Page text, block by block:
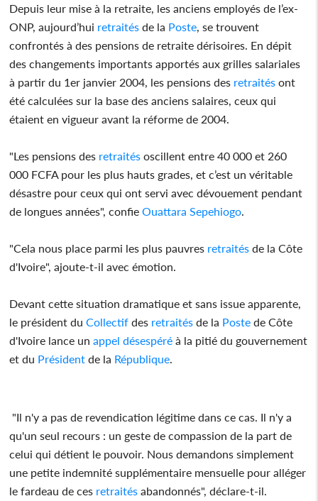
Depuis leur mise à la retraite, les anciens employés de l’ex-
ONP, aujourd’hui retraités de la Poste , se trouvent
confrontés à des pensions de retraite dérisoires. En dépit
des changements importants apportés aux grilles salariales
à partir du 1er janvier 2004, les pensions des retraités ont
été calculées sur la base des anciens salaires, ceux qui
étaient en vigueur avant la réforme de 2004.
"Les pensions des retraités oscillent entre 40 000 et 260
000 FCFA pour les plus hauts grades, et c’est un véritable
désastre pour ceux qui ont servi avec dévouement pendant
de longues années", confieOuattara Sepehiogo
"Cela nous place parmi les plus pauvres retraités de la Côte
d'Ivoire", ajoute-t-il avec émotion.
Devant cette situation dramatique et sans issue apparente,
le président duCollectif des retraités de la Poste de Côte
d'Ivoire lance un appel désespéré à la pitié du gouvernement
et du Président de la République
"Il n'y a pas de revendication légitime dans ce cas. Il n'y a
qu'un seul recours : un geste de compassion de la part de
celui qui détient le pouvoir. Nous demandons simplement
une petite indemnité supplémentaire mensuelle pour alléger
le fardeau de ces retraités abandonnés", déclare-t-il.